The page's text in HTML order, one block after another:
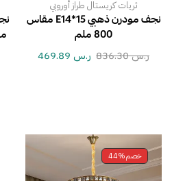
ثريات كريستال طراز أوروبي
نجف مودرن ذهبي E14*15 مقاس
800 ملم
ر.س836.30 ر.س
خصم44%